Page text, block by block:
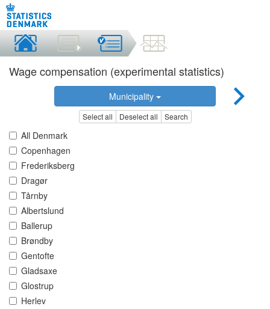
Wage compensation (experimental statistics)
Municipality
Select all Deselect all Search
All Denmark
Copenhagen
Frederiksberg
Dragør
Tårnby
Albertslund
Ballerup
Brøndby
Gentofte
Gladsaxe
Glostrup
Herlev